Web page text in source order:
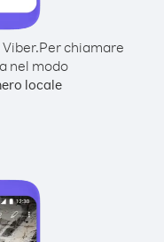
Per chiamare
nel modo
locale